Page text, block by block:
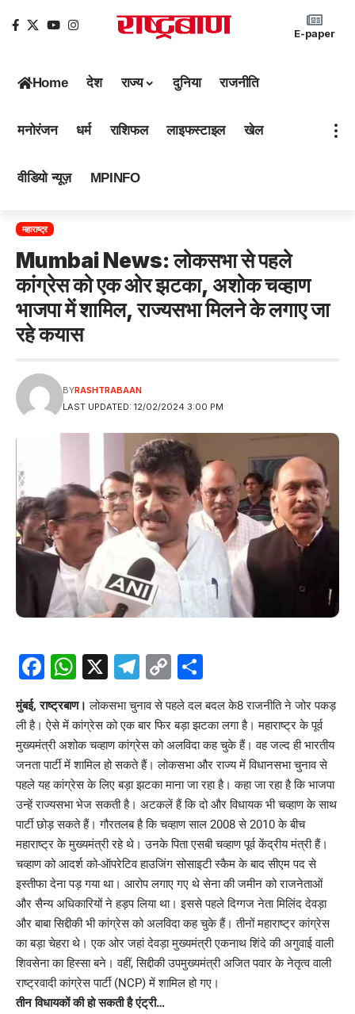
E-paper
Home देश राज्य दुनिया राजनीति
मनोरंजन धर्म राशिफल लाइफस्टाइल खेल
वीडियो न्यूज़ MPINFO
महाराष्ट्र
Mumbai News: लोकसभा से पहले
कांग्रेस को एक ओर झटका, अशोक चव्हाण
भाजपा में शामिल, राज्यसभा मिलने के लगाए जा
रहे कयास
LAST UPDATED: 12/02/2024 3:00 PM
BYRASHTRABAAN
Facebook
WhatsApp
X Telegram
Copy
Link
मुंबई, राष्ट्रबाण। लोकसभा चुनाव से पहले दल बदल के8 राजनीति ने जोर पकड़
ली है। ऐसे में कांग्रेस को एक बार फिर बड़ा झटका लगा है। महाराष्ट्र के पूर्व
मुख्यमंत्री अशोक चव्हाण कांग्रेस को अलविदा कह चुके हैं। वह जल्द ही भारतीय
जनता पार्टी में शामिल हो सकते हैं। लोकसभा और राज्य में विधानसभा चुनाव से
पहले यह कांग्रेस के लिए बड़ा झटका माना जा रहा है। कहा जा रहा है कि भाजपा
उन्हें राज्यसभा भेज सकती है। अटकलें हैं कि दो और विधायक भी चव्हाण के साथ
पार्टी छोड़ सकते हैं। गौरतलब है कि चव्हाण साल 2008 से 2010 के बीच
महाराष्ट्र के मुख्यमंत्री रहे थे। उनके पिता एसबी चव्हाण पूर्व केंद्रीय मंत्री हैं।
चव्हाण को आदर्श को-ऑपरेटिव हाउजिंग सोसाइटी स्कैम के बाद सीएम पद से
इस्तीफा देना पड़ गया था। आरोप लगाए गए थे सेना की जमीन को राजनेताओं
और सैन्य अधिकारियों ने हड़प लिया था। इससे पहले दिग्गज नेता मिलिंद देवड़ा
और बाबा सिद्दीकी भी कांग्रेस को अलविदा कह चुके हैं। तीनों महाराष्ट्र कांग्रेस
का बड़ा चेहरा थे। एक ओर जहां देवड़ा मुख्यमंत्री एकनाथ शिंदे की अगुवाई वाली
शिवसेना का हिस्सा बने। वहीं, सिद्दीकी उपमुख्यमंत्री अजित पवार के नेतृत्व वाली
राष्ट्रवादी कांग्रेस पार्टी (NCP) में शामिल हो गए।
तीन विधायकों की हो सकती है एंट्री…